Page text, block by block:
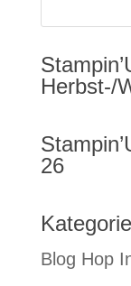
Herbst-/
26
Blog Hop